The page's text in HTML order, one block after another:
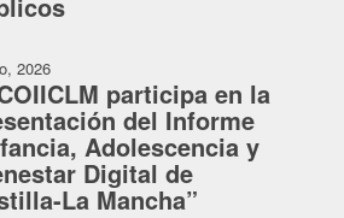
2026
participa en la
del Informe
Adolescencia y
Digital de
La Mancha”